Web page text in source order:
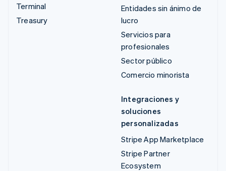
Terminal
Treasury
Entidades sin ánimo de
lucro
Servicios para
profesionales
Sector público
Comercio minorista
Integraciones y
soluciones
personalizadas
Stripe App Marketplace
Stripe Partner
Ecosystem